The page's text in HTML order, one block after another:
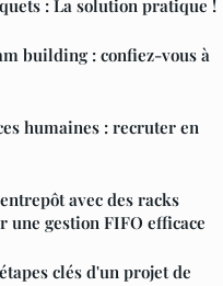
: La solution pratique !
building : confiez-vous à
humaines : recruter en
avec des racks
une gestion FIFO efficace
clés d'un projet de